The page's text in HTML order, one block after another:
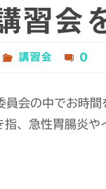
習会
講習会 0
会の中でお時間
、急性胃腸炎